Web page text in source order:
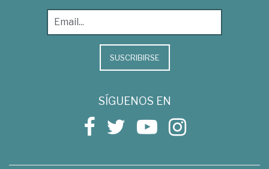
SUSCRIBIRSE
SÍGUENOS EN